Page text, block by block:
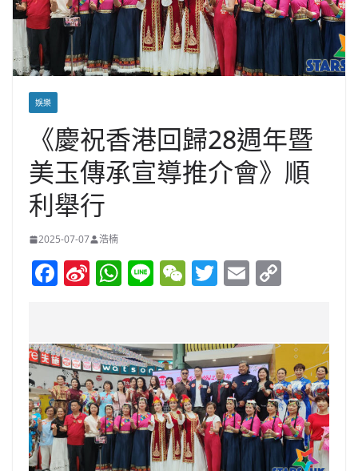
娛樂
《慶祝香港回歸28週年暨
美玉傳承宣導推介會》順
利舉行
2025-07-07 浩楠
F
e
b
o
o
k
Si
W
ei
b
o
W
s
A
p
p
Li W
h
at
T
er
E
l y
Li
n
k